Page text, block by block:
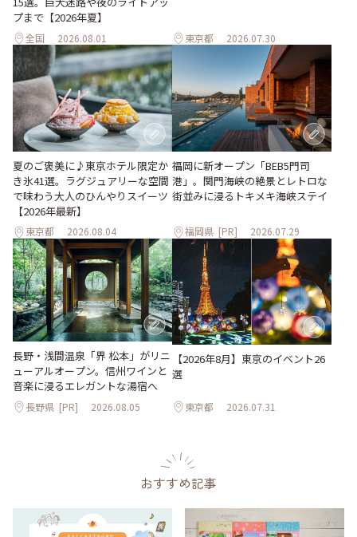
プまで【2026年夏】
全国 2026.08.01 東京都 2026.07.30
夏のご褒美に♪東京ホテル限定か
き氷41選。ラグジュアリーな空間
で味わう大人のひんやりスイーツ
【2026年最新】
東京都 2026.08.04
福岡に新オープン「BEB5門司
港」。関門海峡の絶景とレトロな
街並みに浸るトキメキ海峡ステイ
福岡県 [PR] 2026.07.29
長野・浅間温泉「界 松本」がリニ
ューアルオープン。信州ワインと
音楽に浸るエレガントな湯宿へ
長野県 [PR] 2026.08.05
【2026年8月】東京のイベント26
選
東京都 2026.07.31
おすすめ記事